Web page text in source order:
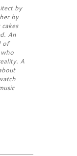
by
by
An
of
A